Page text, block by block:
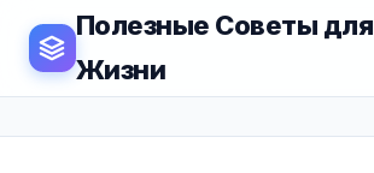
Полезные Советы для
Жизни